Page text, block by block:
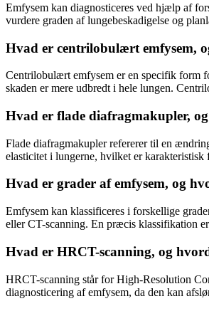
Emfysem kan diagnosticeres ved hjælp af
vurdere graden af lungebeskadigelse og
Hvad er centrilobulært emfysem,
Centrilobulært emfysem er en specifik form
skaden er mere udbredt i hele lungen.
Hvad er flade diafragmakupler,
Flade diafragmakupler refererer til en
elasticitet i lungerne, hvilket er karakteristisk
Hvad er grader af emfysem, og
Emfysem kan klassificeres i forskellige
eller CT-scanning. En præcis klassifikation
Hvad er HRCT-scanning, og
HRCT-scanning står for High-Resolution
diagnosticering af emfysem, da den kan